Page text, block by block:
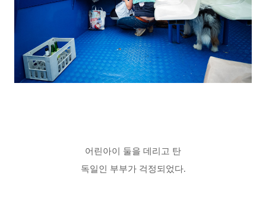
어린아이 둘을 데리고 탄
독일인 부부가걱정되었다.